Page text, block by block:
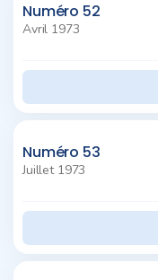
Numéro 52
Avril 1973
Numéro 53
Juillet 1973